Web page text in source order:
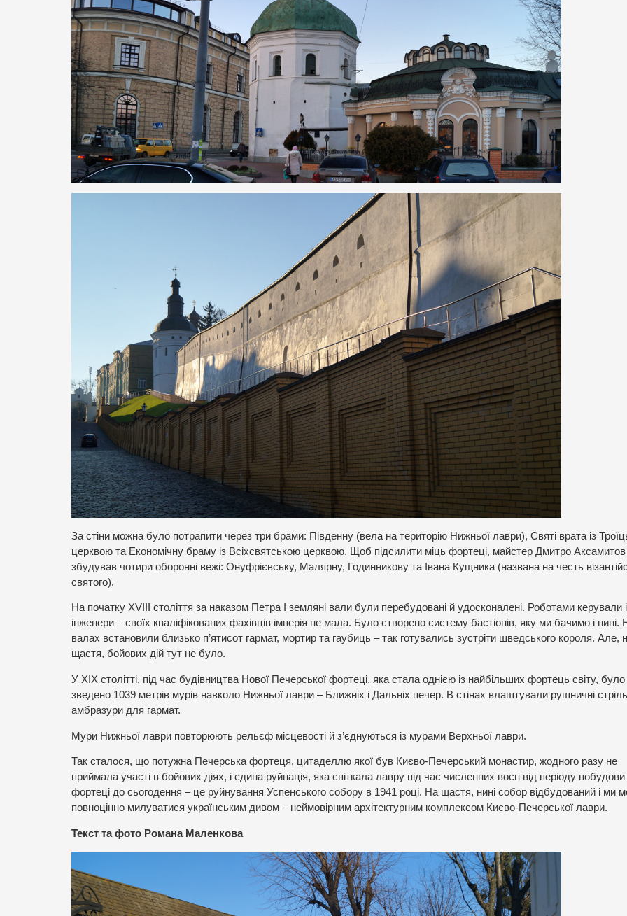
За стіни можна було потрапити через три брами: Південну (вела на територію Нижньої лаври), Святі врата із
церквою та Економічну браму із Всіхсвятською церквою. Щоб підсилити міць фортеці, майстер Дмитро Аксамитов
збудував чотири оборонні вежі: Онуфрієвську, Малярну, Годинникову та Івана Кущника (названа на честь
святого).
На початку XVІІІ століття за наказом Петра І земляні вали були перебудовані й удосконалені. Роботами керували
інженери – своїх кваліфікованих фахівців імперія не мала. Було створено систему бастіонів, яку ми бачимо і нині.
валах встановили близько п’ятисот гармат, мортир та гаубиць – так готувались зустріти шведського короля. Але,
щастя, бойових дій тут не було.
У ХІХ столітті, під час будівництва Нової Печерської фортеці, яка стала однією із найбільших фортець світу, було
зведено 1039 метрів мурів навколо Нижньої лаври – Ближніх і Дальніх печер. В стінах влаштували рушничні
амбразури для гармат.
Мури Нижньої лаври повторюють рельєф місцевості й з’єднуються із мурами Верхньої лаври.
Так сталося, що потужна Печерська фортеця, цитаделлю якої був Києво-Печерський монастир, жодного разу не
приймала участі в бойових діях, і єдина руйнація, яка спіткала лавру під час численних воєн від періоду побудови
фортеці до сьогодення – це руйнування Успенського собору в 1941 році. На щастя, нині собор відбудований і ми
повноцінно милуватися українським дивом – неймовірним архітектурним комплексом Києво-Печерської лаври.
Текст та фото Романа Маленкова